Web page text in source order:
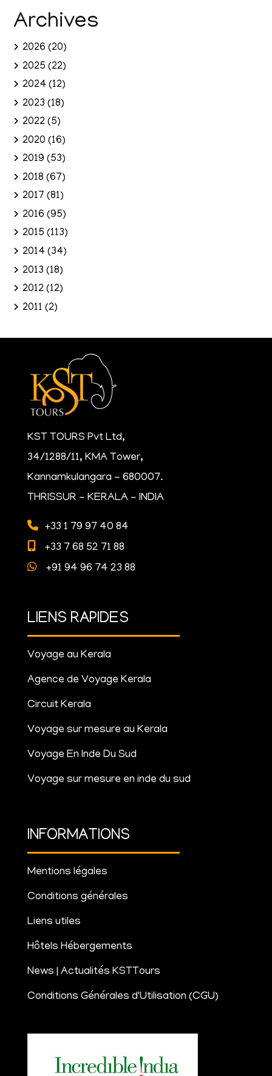
Archives
2026 (20)
2025 (22)
2024 (12)
2023 (18)
2022 (5)
2020 (16)
2019 (53)
2018 (67)
2017 (81)
2016 (95)
2015 (113)
2014 (34)
2013 (18)
2012 (12)
2011 (2)
KST TOURS Pvt Ltd,
34/1288/11, KMA Tower,
Kannamkulangara - 680007.
THRISSUR - KERALA - INDIA
+33 1 79 97 40 84
+33 7 68 52 71 88
+91 94 96 74 23 88
LIENS RAPIDES
Voyage au Kerala
Agence de Voyage Kerala
Circuit Kerala
Voyage sur mesure au Kerala
Voyage En Inde Du Sud
Voyage sur mesure en inde du sud
INFORMATIONS
Mentions légales
Conditions générales
Liens utiles
Hôtels Hébergements
News | Actualités KSTTours
Conditions Générales d'Utilisation (CGU)